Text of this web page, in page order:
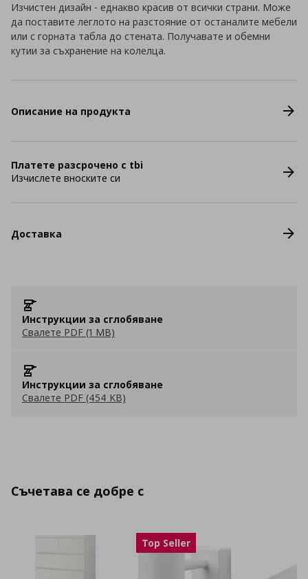
Изчистен дизайн - еднакво красив от всички страни. Може
да поставите леглото на разстояние от останалите мебели
или с горната табла до стената. Получавате и обемни
кутии за съхранение на колелца.
Описание на продукта
Платете разсрочено с tbi
Изчислете вноските си
Доставка
Инструкции за сглобяване
Свалете PDF (1 MB)
Инструкции за сглобяване
Свалете PDF (454 KB)
Съчетава се добре с
Top Seller